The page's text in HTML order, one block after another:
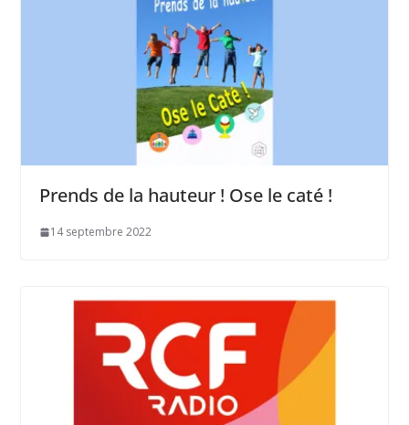
Prends de la hauteur ! Ose le caté !
14 septembre 2022